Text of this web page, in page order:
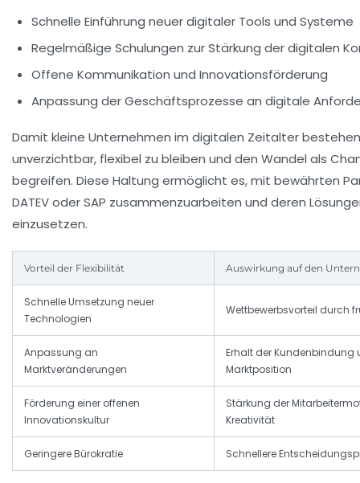
Schnelle Einführung neuer digitaler Tools und Systeme
Regelmäßige Schulungen zur Stärkung der digitalen
Offene Kommunikation und Innovationsförderung
Anpassung der Geschäftsprozesse an digitale
Damit kleine Unternehmen im digitalen Zeitalter
unverzichtbar, flexibel zu bleiben und den Wandel als
begreifen. Diese Haltung ermöglicht es, mit bewährten
DATEV oder SAP zusammenzuarbeiten und deren
einzusetzen.
Vorteil der Flexibilität Auswirkung auf den
Schnelle Umsetzung neuer
Technologien
Wettbewerbsvorteil durch
Anpassung an
Marktveränderungen
Erhalt der Kundenbindung
Marktposition
Förderung einer offenen
Innovationskultur
Stärkung der
Kreativität
Geringere Bürokratie Schnellere